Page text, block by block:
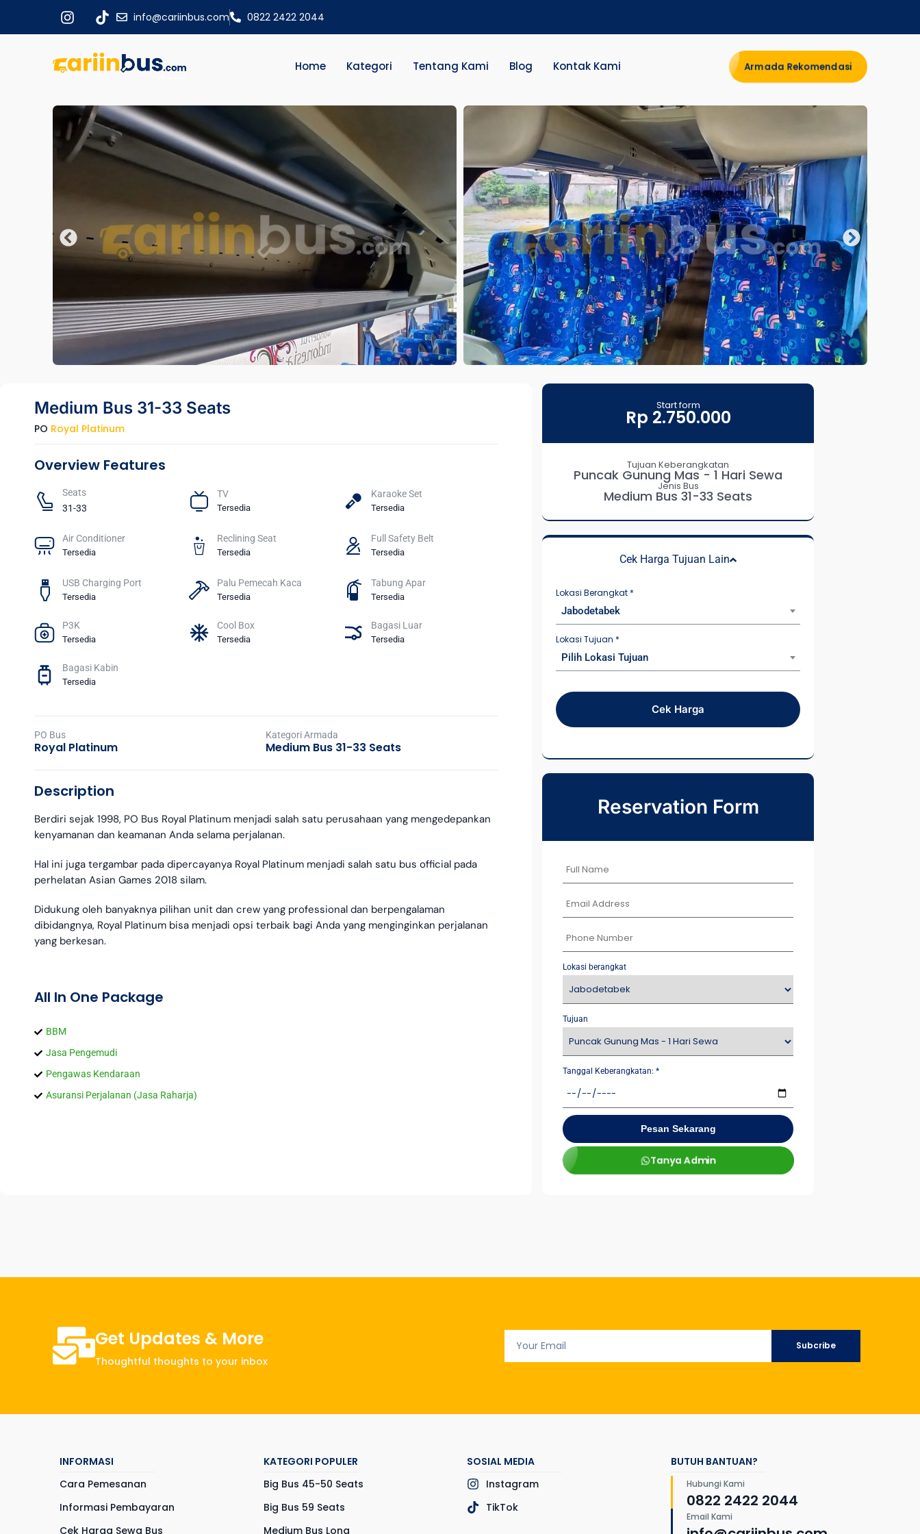
info@cariinbus.com 0822 2422 2044
Home Kategori Tentang Kami Blog Kontak Kami Armada Rekomendasi
Medium Bus 31-33 Seats
PO Royal Platinum
Overview Features
Seats​
31-33
TV​
Tersedia
Karaoke Set
Tersedia
Air Conditioner
Tersedia
Reclining Seat
Tersedia
Full Safety Belt
Tersedia
USB Charging Port
Tersedia
Palu Pemecah Kaca
Tersedia
Tabung Apar
Tersedia
P3K
Tersedia
Cool Box
Tersedia
Bagasi Luar
Tersedia
Bagasi Kabin
Tersedia
PO Bus
Royal Platinum
Kategori Armada
Medium Bus 31-33 Seats
Description
Berdiri sejak 1998, PO Bus Royal Platinum menjadi salah satu perusahaan yang mengedepankan
kenyamanan dan keamanan Anda selama perjalanan.
Hal ini juga tergambar pada dipercayanya Royal Platinum menjadi salah satu bus official pada
perhelatan Asian Games 2018 silam.
Didukung oleh banyaknya pilihan unit dan crew yang professional dan berpengalaman
dibidangnya, Royal Platinum bisa menjadi opsi terbaik bagi Anda yang menginginkan perjalanan
yang berkesan.
All In One Package
BBM
Jasa Pengemudi
Pengawas Kendaraan
Asuransi Perjalanan (Jasa Raharja)
Start form
Rp 2.750.000
Tujuan Keberangkatan
Puncak Gunung Mas - 1 Hari Sewa
Jenis Bus
Medium Bus 31-33 Seats
Cek Harga Tujuan Lain
Lokasi Berangkat *
Jabodetabek
Lokasi Tujuan *
Pilih Lokasi Tujuan
Cek Harga
Reservation Form
Lokasi berangkat
Tujuan
Tanggal Keberangkatan: *
Pesan Sekarang
Tanya Admin
Get Updates & More
Thoughtful thoughts to your inbox
Subcribe
INFORMASI
Cara Pemesanan
Informasi Pembayaran
Cek Harga Sewa Bus
KATEGORI POPULER
Big Bus 45-50 Seats
Big Bus 59 Seats
Medium Bus Long
SOSIAL MEDIA
Instagram
TikTok
BUTUH BANTUAN?
Hubungi Kami
0822 2422 2044
Email Kami